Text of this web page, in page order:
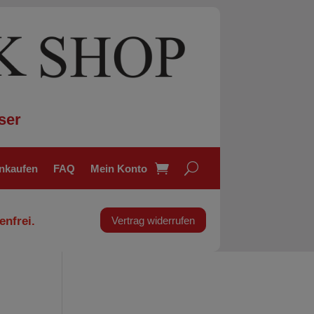
FAQ Mein Konto
Vertrag widerrufen